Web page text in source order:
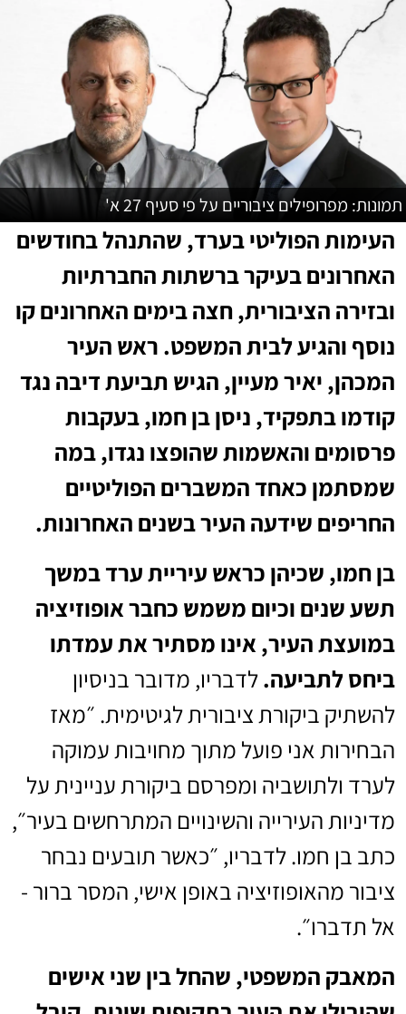
תמונות: מפרופילים ציבוריים על פי סעיף 27 א'
העימות הפוליטי בערד, שהתנהל בחודשים
האחרונים בעיקר ברשתות החברתיות
ובזירה הציבורית, חצה בימים האחרונים קו
נוסף והגיע לבית המשפט. ראש העיר
המכהן, יאיר מעיין, הגיש תביעת דיבה נגד
קודמו בתפקיד, ניסן בן חמו, בעקבות
פרסומים והאשמות שהופצו נגדו, במה
שמסתמן כאחד המשברים הפוליטיים
החריפים שידעה העיר בשנים האחרונות.
בן חמו, שכיהן כראש עיריית ערד במשך
תשע שנים וכיום משמש כחבר אופוזיציה
במועצת העיר, אינו מסתיר את עמדתו
ביחס לתביעה.לדבריו, מדובר בניסיון
להשתיק ביקורת ציבורית לגיטימית. ״מאז
הבחירות אני פועל מתוך מחויבות עמוקה
לערד ולתושביה ומפרסם ביקורת עניינית על
מדיניות העירייה והשינויים המתרחשים בעיר״,
כתב בן חמו. לדבריו, ״כאשר תובעים נבחר
ציבור מהאופוזיציה באופן אישי, המסר ברור -
אל תדברו״.
המאבק המשפטי, שהחל בין שני אישים